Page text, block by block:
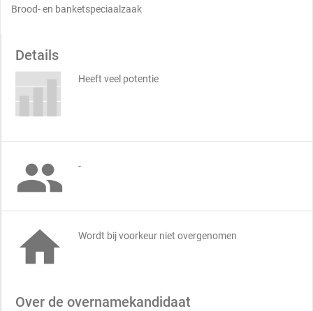
Brood- en banketspeciaalzaak
Details
Heeft veel potentie
 -
 Wordt bij voorkeur niet overgenomen
Over de overnamekandidaat